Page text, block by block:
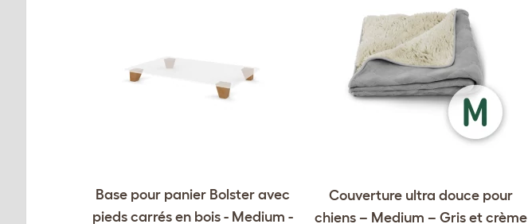
Base pour panier Bolster avec
pieds carrés en bois - Medium -
Couverture ultra douce pour
chiens – Medium – Gris et crème